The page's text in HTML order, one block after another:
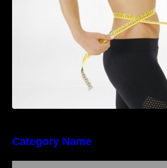
Category Name